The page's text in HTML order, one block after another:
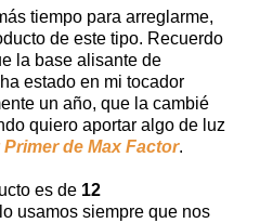
tiempo para arreglarme,
de este tipo. Recuerdo
la base alisante de
estado en mi tocador
un año, que la cambié
quiero aportar algo de luz
de Max Factor.
es de 12
usamos siempre que nos